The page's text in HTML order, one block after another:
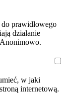
prawidłowego
działanie
w jaki
internetową.